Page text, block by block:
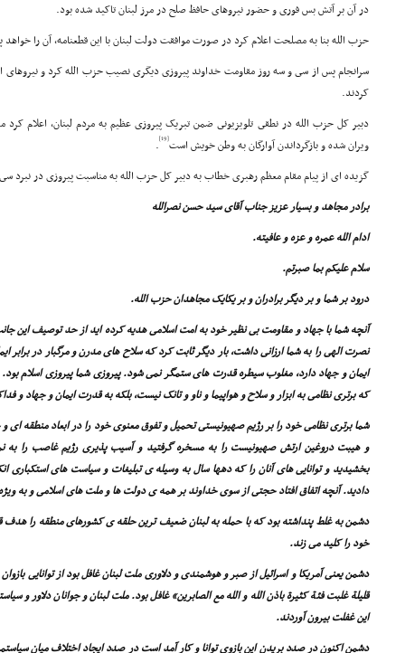
در آن بر آتش بس فورى و حضور نیروهاى حافظ صلح در مرز لبنان تاکید شده بود.
حزب الله بنا به مصلحت اعلام کرد در صورت موافقت دولت لبنان با این قطعنامه، آن را خواهد
سرانجام پس از سى و سه روز مقاومت خداوند پیروزى دیگرى نصیب حزب الله کرد و نیروهاى
کردند.
دبیر کل حزب الله در نطقى تلویزیونى ضمن تبریک پیروزى عظیم به مردم لبنان، اعلام
ویران شده و بازگرداندن آوارگان به وطن خویش است[19]
.
گزیده اى از پیام مقام معظم رهبرى خطاب به دبیر کل حزب الله به مناسبت پیروزى در نبرد
برادر مجاهد و بسیار عزیز جناب آقاى سید حسن نصرالله
ادام الله عمره و عزه و عافیته.
سلام علیکم بما صبرتم.
درود بر شما و بر دیگر برادران و بر یکایک مجاهدان حزب الله.
آنچه شما با جهاد و مقاومت بى نظیر خود به امت اسلامى هدیه کرده اید از حد توصیف این
نصرت الهى را به شما ارزانى داشت، بار دیگر ثابت کرد که سلاح هاى مدرن و مرگبار در برابر
ایمان و جهاد دارد، مغلوب سیطره قدرت هاى ستمگر نمى شود. پیروزى شما پیروزى اسلام
که برترى نظامى به ابزار و سلاح و هواپیما و ناو و تانک نیست، بلکه به قدرت ایمان و جهاد و
شما برترى نظامى خود را بر رژیم صهیونیستى تحمیل و تفوق معنوى خود را در ابعاد منطقه
و هیبت دروغین ارتش صهیونیست را به مسخره گرفتید و آسیب پذیرى رژیم غاصب را
بخشیدید و توانایى هاى آنان را که دهها سال به وسیله ى تبلیغات و سیاست هاى
دادید. آنچه اتفاق افتاد حجتى از سوى خداوند بر همه ى دولت ها و ملت هاى اسلامى و به
دشمن به غلط پنداشته بود که با حمله به لبنان ضعیف ترین حلقه ى کشورهاى منطقه را هدف
خود را کلید مى زند.
دشمن یعنى آمریکا و اسرائیل از صبر و هوشمندى و دلاورى ملت لبنان غافل بود از توانایى
قلیلة غلبت فئة کثیرة باذن الله و الله مع الصابرین» غافل بود. ملت لبنان و جوانان دلاور و
این غفلت بیرون آوردند.
دشمن اکنون در صدد بریدن این بازوى توانا و کار آمد است در صدد ایجاد اختلاف میان